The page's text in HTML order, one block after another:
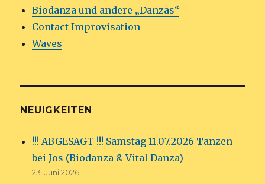
Biodanza und andere „Danzas“
Contact Improvisation
Waves
NEUIGKEITEN
!!! ABGESAGT !!! Samstag 11.07.2026 Tanzen
bei Jos (Biodanza & Vital Danza)
23. Juni 2026